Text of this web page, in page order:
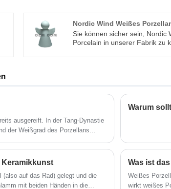
Ihnen rechtzeitig antworten!
Nordic Wind Weißes
Sie können sicher sein, Nordic
Porcelain in unserer Fabrik zu
bieten
ausgereift. In der Tang-Dynastie
der Weißgrad des Porzellans
legte.
Warum
Keramikkunst
(also auf das Rad) gelegt und die
mit beiden Händen in die
Was ist
Weißes
wirkt weißes